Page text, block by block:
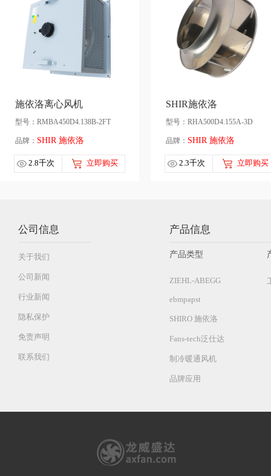
施依洛离心风机
型号：RMBA450D4.138B-2FT
品牌： SHIR 施依洛
2.8千次 立即购买
SHIR施依洛
型号：RHA500D4.155A-3D
品牌： SHIR 施依洛
2.3千次 立即购买
公司信息
关于我们
公司新闻
行业新闻
隐私保护
免责声明
联系我们
产品信息
产品类型
ZIEHL-ABEGG
ebmpapst
SHIRO 施依洛
Fans-tech泛仕达
制冷暖通风机
品牌应用